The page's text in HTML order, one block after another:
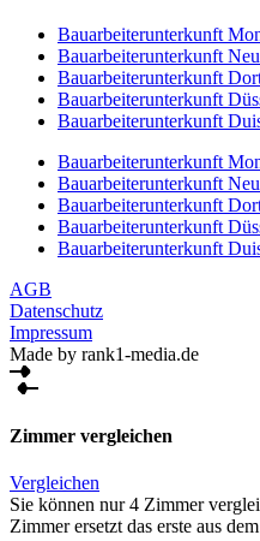
Bauarbeiterunterkunft
Bauarbeiterunterkunft
Bauarbeiterunterkunft
Bauarbeiterunterkunft
Bauarbeiterunterkunft
Bauarbeiterunterkunft
Bauarbeiterunterkunft
Bauarbeiterunterkunft
Bauarbeiterunterkunft
Bauarbeiterunterkunft
AGB
Datenschutz
Impressum
Made by rank1-media.de
Zimmer vergleichen
Vergleichen
Sie können nur 4 Zimmer
Zimmer ersetzt das erste aus